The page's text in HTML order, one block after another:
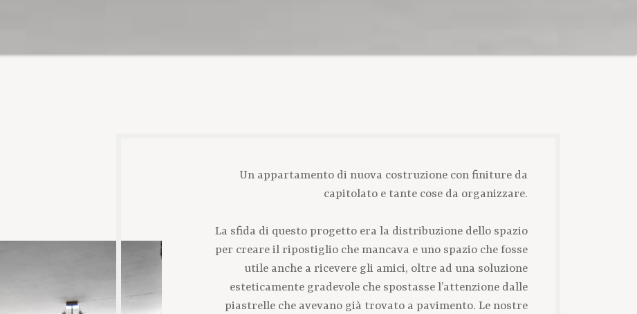
Un appartamento di nuova costruzione con finiture da
capitolato e tante cose da organizzare.
La sfida di questo progetto era la distribuzione dello spazio
per creare il ripostiglio che mancava e uno spazio che fosse
utile anche a ricevere gli amici, oltre ad una soluzione
esteticamente gradevole che spostasse l’attenzione dalle
piastrelle che avevano già trovato a pavimento. Le nostre